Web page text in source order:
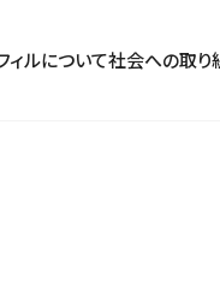
ィルについて社会への取り